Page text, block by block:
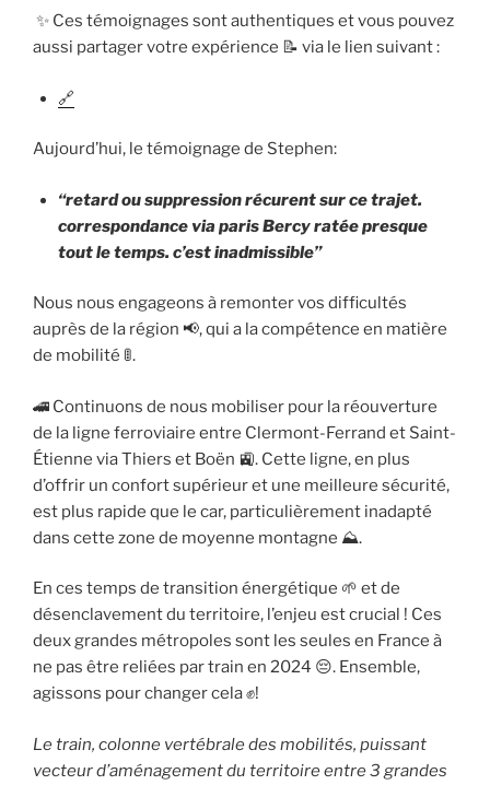
✨ Ces témoignages sont authentiques et vous pouvez
aussi partager votre expérience 📝 via le lien suivant :
🔗
Aujourd’hui, le témoignage de Stephen:
“retard ou suppression récurent sur ce trajet.
correspondance via paris Bercy ratée presque
tout le temps. c’est inadmissible”
Nous nous engageons à remonter vos difficultés
auprès de la région 📢, qui a la compétence en matière
de mobilité 🚦.
🚄 Continuons de nous mobiliser pour la réouverture
de la ligne ferroviaire entre Clermont-Ferrand et Saint-
Étienne via Thiers et Boën 🚉. Cette ligne, en plus
d’offrir un confort supérieur et une meilleure sécurité,
est plus rapide que le car, particulièrement inadapté
dans cette zone de moyenne montagne ⛰️.
En ces temps de transition énergétique 🌱 et de
désenclavement du territoire, l’enjeu est crucial ! Ces
deux grandes métropoles sont les seules en France à
ne pas être reliées par train en 2024 😔. Ensemble,
agissons pour changer cela ✊!
Le train, colonne vertébrale des mobilités, puissant
vecteur d’aménagement du territoire entre 3 grandes